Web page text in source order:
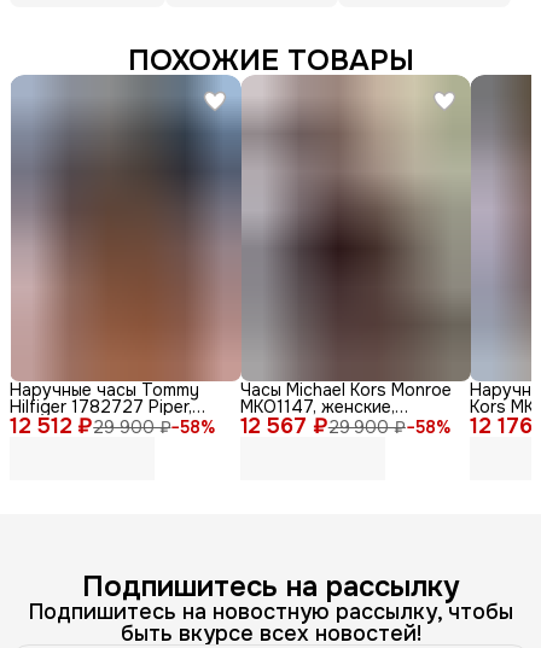
ПОХОЖИЕ ТОВАРЫ
12 512 ₽29 900 ₽−58%
Наручные часы Tommy
Hilfiger 1782727 Piper,
женские, кварцевые,
нержавеющая сталь,
12 567 ₽29 900 ₽−58%
Часы Michael Kors Monroe
MKO1147, женские,
кварцевые, дизайн Zebra
Print
12 176
Kors
Подпишитесь на рассылку
Подпишитесь на новостную рассылку, чтобы
быть вкурсе всех новостей!